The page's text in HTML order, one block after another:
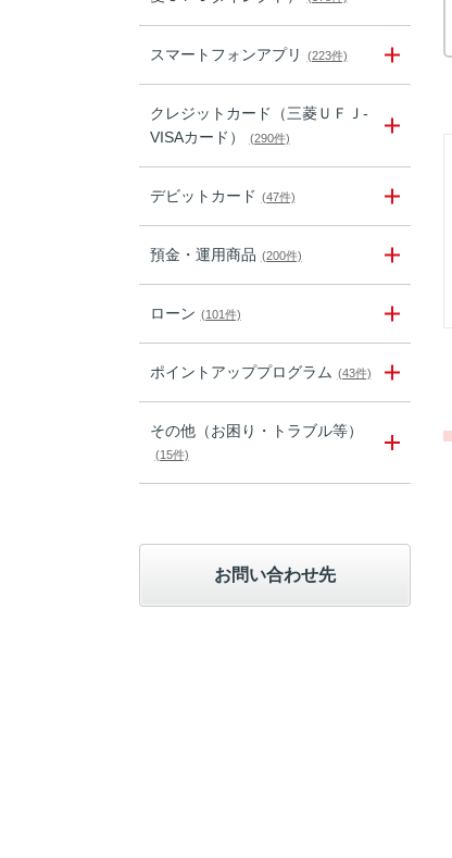
スマートフォンアプリ (223件)
クレジットカード（三菱ＵＦＪ-
VISAカード）
(290件)
デビットカード (47件)
預金・運用商品 (200件)
ローン (101件)
ポイントアッププログラム (43件)
その他（お困り・トラブル等）
(15件)
お問い合わせ先